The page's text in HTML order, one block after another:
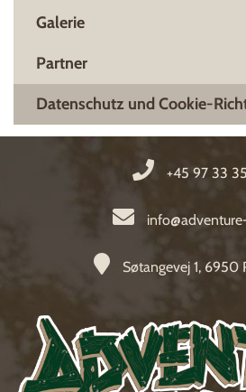
Galerie
Partner
Datenschutz und Cookie-
+45 97 33
Søtangevej 1, 6950